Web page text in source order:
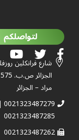
لتواصلكم
شارع فرانكلين
مراد – الجزائر
0021323487279 |
0021323487285
0021323487262